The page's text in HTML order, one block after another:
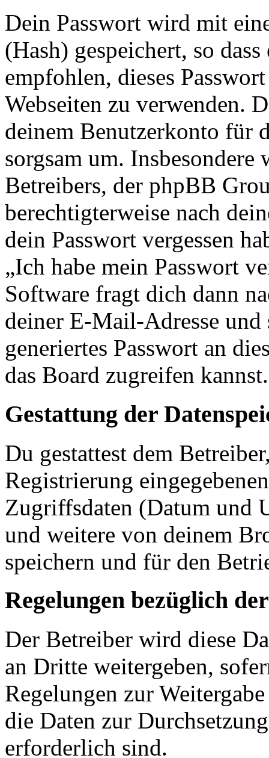
Dein Passwort wird mit
(Hash) gespeichert, so
empfohlen, dieses
Webseiten zu verwenden.
deinem Benutzerkonto für
sorgsam um.
Betreibers, der phpBB
berechtigterweise nach
dein Passwort vergessen
„Ich habe mein Passwort
Software fragt dich dann
deiner E-Mail-Adresse und
generiertes Passwort an
das Board zugreifen kannst.
Gestattung der
Du gestattest dem
Registrierung
Zugriffsdaten (Datum und
und weitere von deinem
speichern und für den
Regelungen bezüglich
Der Betreiber wird diese
an Dritte weitergeben,
Regelungen zur
die Daten zur
erforderlich sind.